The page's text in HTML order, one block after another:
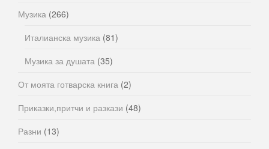
Музика (266)
Италианска музика (81)
Музика за душата (35)
От моята готварска книга (2)
Приказки,притчи и разкази (48)
Разни (13)